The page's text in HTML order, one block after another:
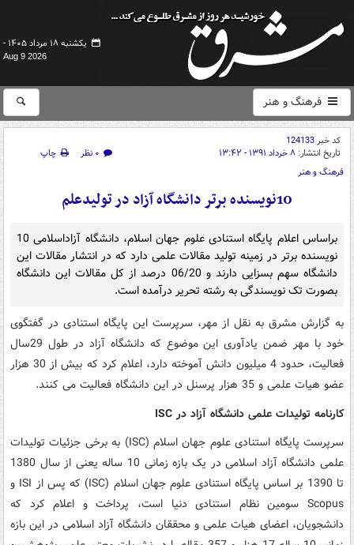
یکشنبه ۱۸ مرداد ۱۴۰۵ -
Aug 9 2026
فرهنگ و هنر
کد خبر124133
تاریخ انتشار: ۸ خرداد ۱۳۹۱ - ۱۳:۴۲ ۰ نظر
چاپ
فرهنگ و هنر
10نویسنده برتر دانشگاه آزاد در تولیدعلم
براساس اعلام پایگاه استنادی علوم جهان اسلام،‌ دانشگاه آزاداسلامی 10
نویسنده برتر در زمینه تولید مقالات علمی دارد که در انتشار مقالات این
دانشگاه سهم بسزایی دارند و 06/20 درصد از کل مقالات این دانشگاه
بصورت تک نویسندگی به رشته تحریر درآمده است.
به گزارش مشرق به نقل از مهر، سرپرست این پایگاه استنادی در گفتگوی
خود با مهر ضمن یادآوری این موضوع که دانشگاه آزاد در طول 29سال
فعالیت، حدود 4 میلیون دانش آموخته دارد، اعلام کرد که بیش از 30 هزار
عضو هیات علمی و 35 هزار پرسنل در این دانشگاه فعالیت می کنند.
کارنامه تولیدات علمی دانشگاه آزاد در ISC
سرپرست پایگاه استنادی علوم جهان اسلام (ISC) به برخی جزئیات تولیدات
علمی دانشگاه آزاد اسلامی در یک بازه زمانی 10 ساله یعنی از سال 1380
تا 1390 بر اساس پایگاه استنادی علوم جهان اسلام (ISC) که پس از ISI و
Scopus سومین نظام استنادی دنیا است، پرداخت و اعلام کرد که
دانشجویان، اعضای هیات علمی و محققان دانشگاه آزاد اسلامی در این بازه